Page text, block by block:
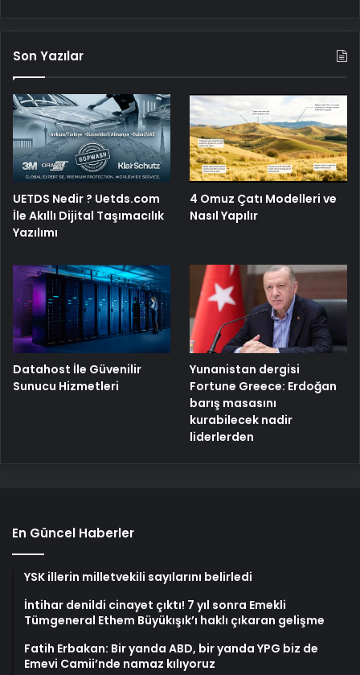
Son Yazılar
UETDS Nedir ? Uetds.com
İle Akıllı Dijital Taşımacılık
Yazılımı
4 Omuz Çatı Modelleri ve
Nasıl Yapılır
Datahost İle Güvenilir
Sunucu Hizmetleri
Yunanistan dergisi
Fortune Greece: Erdoğan
barış masasını
kurabilecek nadir
liderlerden
En Güncel Haberler
YSK illerin milletvekili sayılarını belirledi
İntihar denildi cinayet çıktı! 7 yıl sonra Emekli
Tümgeneral Ethem Büyükışık’ı haklı çıkaran gelişme
Fatih Erbakan: Bir yanda ABD, bir yanda YPG biz de
Emevi Camii’nde namaz kılıyoruz